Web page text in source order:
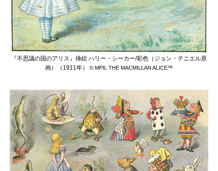
『不思議の国のアリス』挿絵 ハリー・シーカー/彩色（ジョン・テニエル原
画）（1911年） © MPIL THE MACMILLAN ALICE™